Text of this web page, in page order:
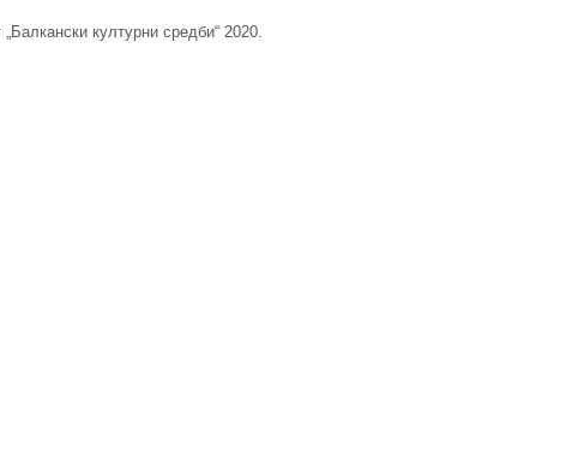
културни средби“ 2020.